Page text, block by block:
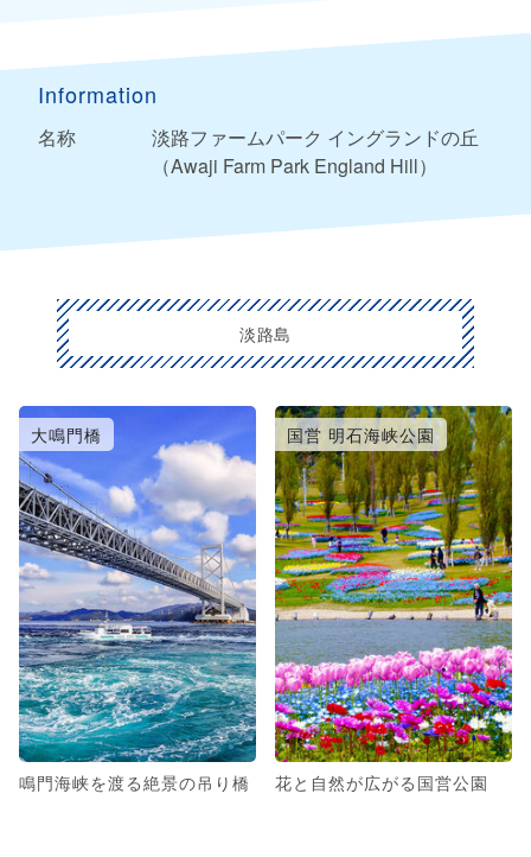
Information
名称
淡路ファームパーク イングランドの丘
（Awaji Farm Park England Hill）
淡路島
大鳴門橋
鳴門海峡を渡る絶景の吊り橋
国営 明石海峡公園
花と自然が広がる国営公園